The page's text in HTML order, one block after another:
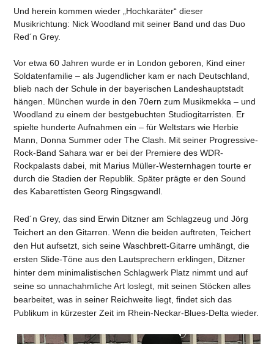
Und herein kommen wieder „Hochkaräter“ dieser
Musikrichtung: Nick Woodland mit seiner Band und das Duo
Red´n Grey.
Vor etwa 60 Jahren wurde er in London geboren, Kind einer
Soldatenfamilie – als Jugendlicher kam er nach Deutschland,
blieb nach der Schule in der bayerischen Landeshauptstadt
hängen. München wurde in den 70ern zum Musikmekka – und
Woodland zu einem der bestgebuchten Studiogitarristen. Er
spielte hunderte Aufnahmen ein – für Weltstars wie Herbie
Mann, Donna Summer oder The Clash. Mit seiner Progressive-
Rock-Band Sahara war er bei der Premiere des WDR-
Rockpalasts dabei, mit Marius Müller-Westernhagen tourte er
durch die Stadien der Republik. Später prägte er den Sound
des Kabarettisten Georg Ringsgwandl.
Red´n Grey, das sind Erwin Ditzner am Schlagzeug und Jörg
Teichert an den Gitarren. Wenn die beiden auftreten, Teichert
den Hut aufsetzt, sich seine Waschbrett-Gitarre umhängt, die
ersten Slide-Töne aus den Lautsprechern erklingen, Ditzner
hinter dem minimalistischen Schlagwerk Platz nimmt und auf
seine so unnachahmliche Art loslegt, mit seinen Stöcken alles
bearbeitet, was in seiner Reichweite liegt, findet sich das
Publikum in kürzester Zeit im Rhein-Neckar-Blues-Delta wieder.